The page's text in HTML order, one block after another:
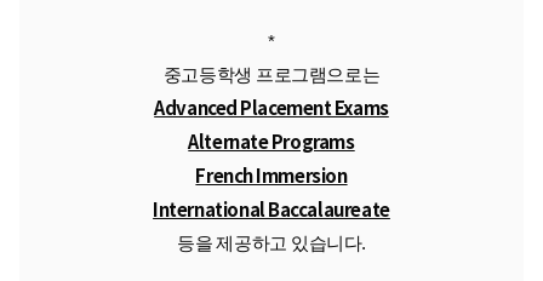
*
중고등학생 프로그램으로는
Advanced Placement Exams
Alternate Programs
French Immersion
International Baccalaureate
등을 제공하고 있습니다.